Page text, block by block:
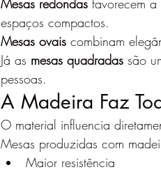
Mesas redondas favorecem
espaços compactos.
Mesas ovais combinam
Já as mesas quadradas são
pessoas.
A Madeira Faz
O material influencia
Mesas produzidas com
Maior resistência